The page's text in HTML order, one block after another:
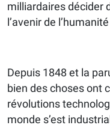
milliardaires décider
l’avenir de
Depuis 1848 et la
bien des choses ont
révolutions
monde s’est